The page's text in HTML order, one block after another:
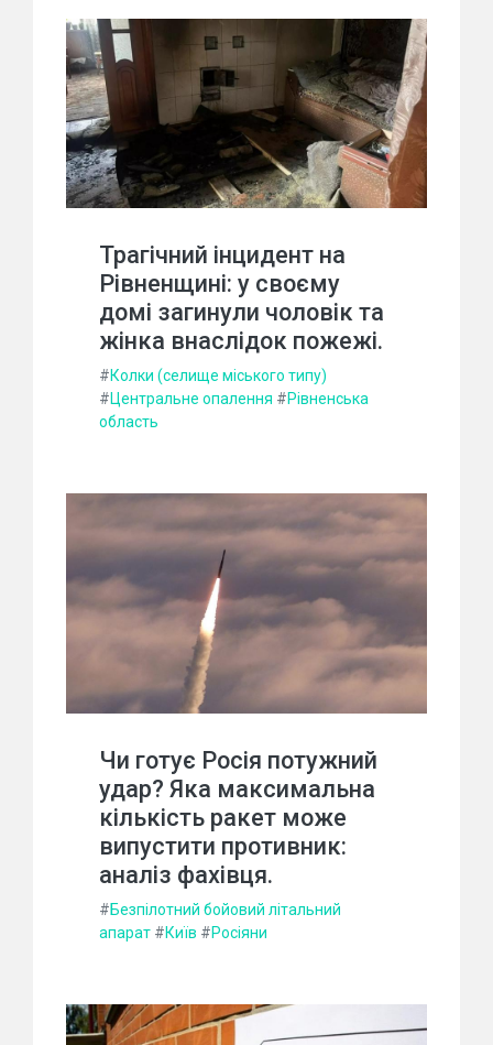
Трагічний інцидент на
Рівненщині: у своєму
домі загинули чоловік та
жінка внаслідок пожежі.
#Колки (селище міського типу)
#Центральне опалення #Рівненська
область
Чи готує Росія потужний
удар? Яка максимальна
кількість ракет може
випустити противник:
аналіз фахівця.
#Безпілотний бойовий літальний
апарат #Київ #Росіяни